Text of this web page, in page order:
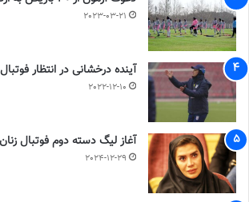
2023-03-21
آینده درخشانی در انتظار
2022-12-10
آغاز لیگ دسته دوم فوتبال
2024-12-29